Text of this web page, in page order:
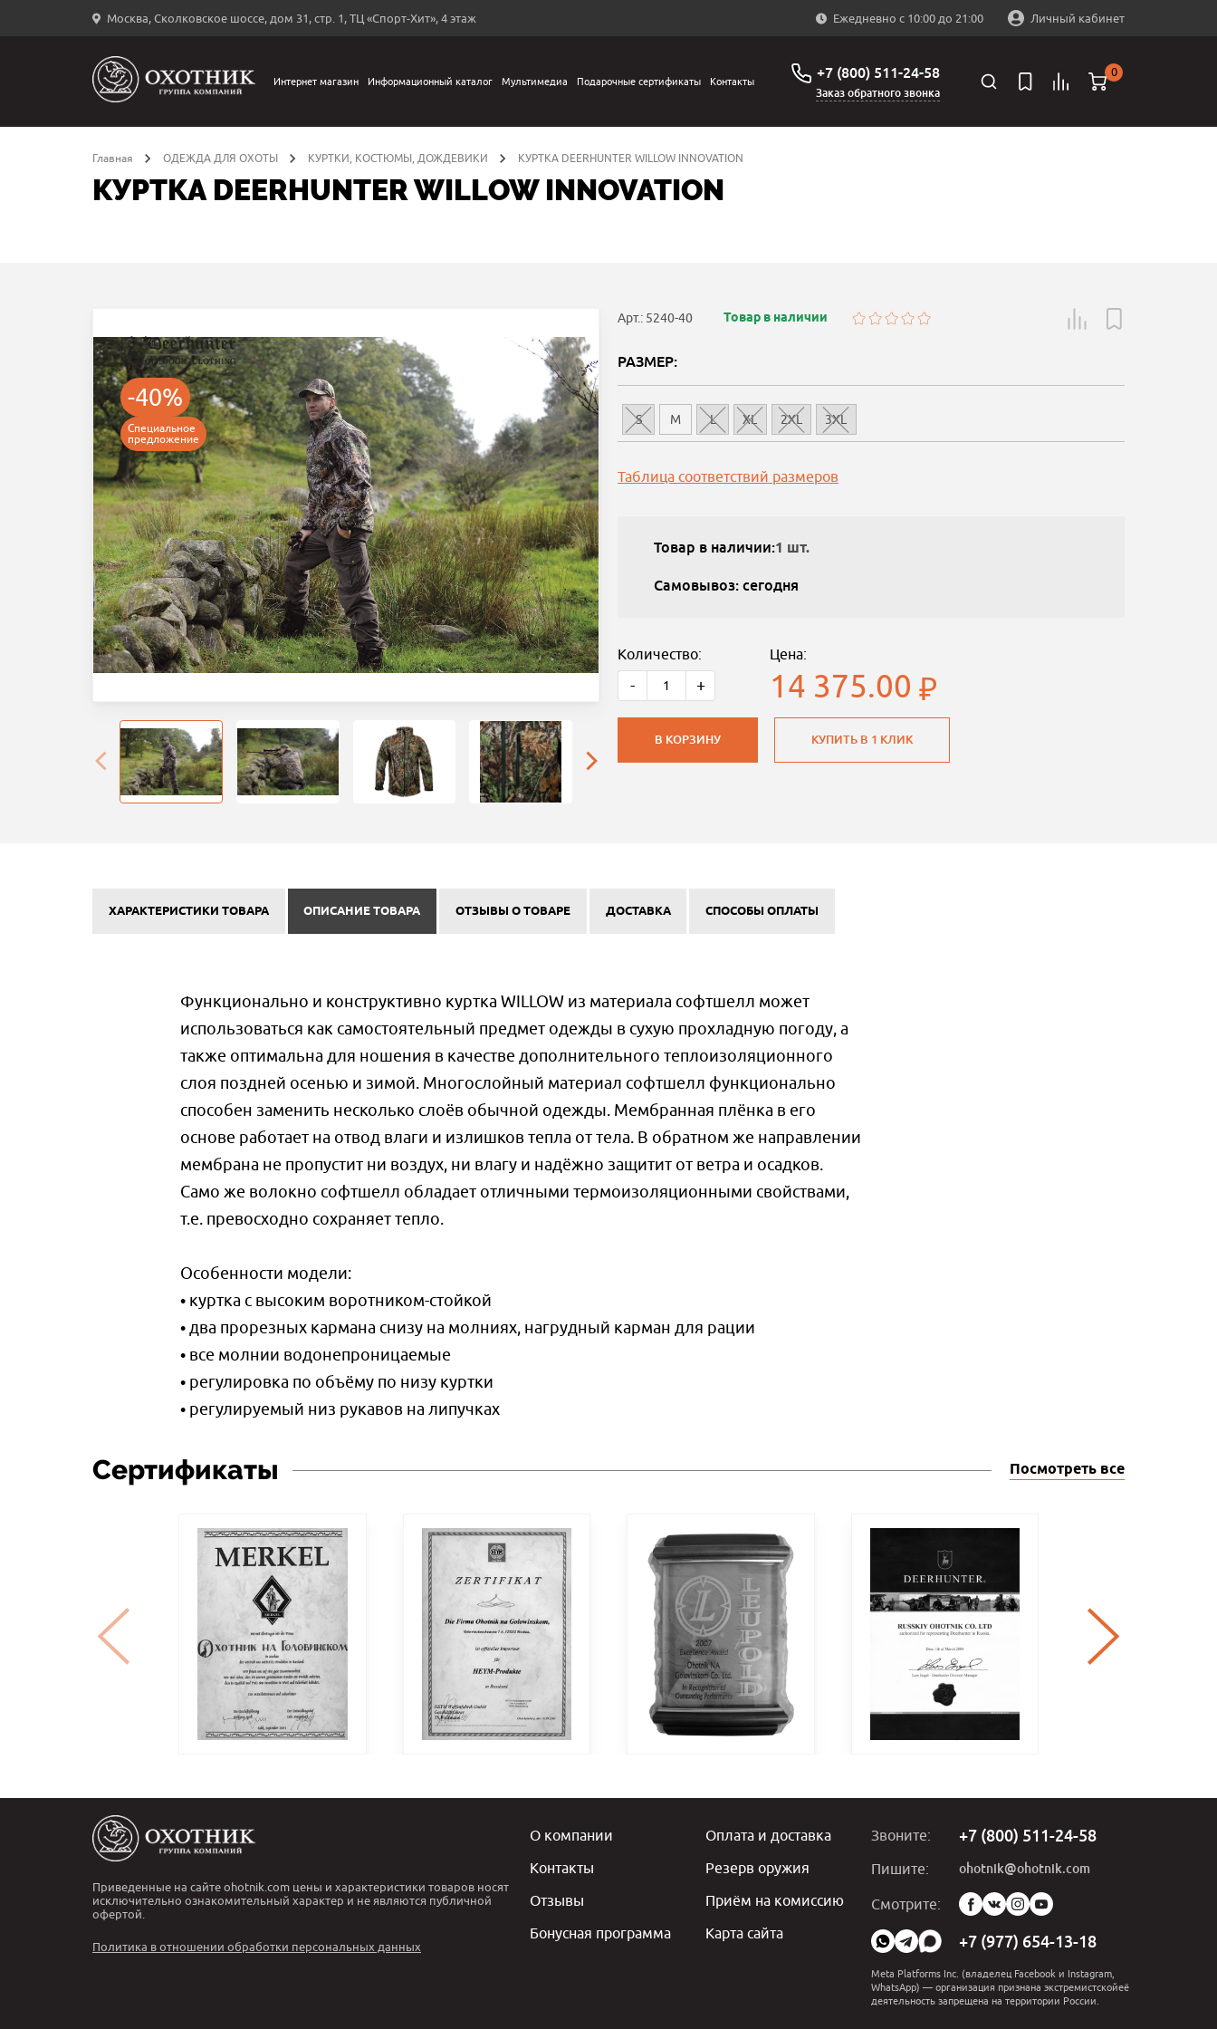
Москва, Сколковское шоссе, дом 31, стр. 1, ТЦ «Спорт-Хит», 4 этаж Ежедневно с 10:00 до 21:00 Личный кабинет
←
Интернет магазин Информационный каталог Мультимедиа Подарочные сертификаты Контакты +7 (800) 511-24-58
Заказ обратного звонка
0
Главная ОДЕЖДА ДЛЯ ОХОТЫ КУРТКИ, КОСТЮМЫ, ДОЖДЕВИКИ КУРТКА DEERHUNTER WILLOW INNOVATION
КУРТКА DEERHUNTER WILLOW INNOVATION
-40%
Специальное
предложение
Арт.: 5240-40 Товар в наличии
РАЗМЕР:
S M L XL 2XL 3XL
Таблица соответствий размеров
Товар в наличии:1 шт.
Самовывоз: сегодня
Количество:
- +
Цена:
14 375.00
В КОРЗИНУ КУПИТЬ В 1 КЛИК
ХАРАКТЕРИСТИКИ ТОВАРА ОПИСАНИЕ ТОВАРА ОТЗЫВЫ О ТОВАРЕ ДОСТАВКА СПОСОБЫ ОПЛАТЫ
Функционально и конструктивно куртка WILLOW из материала софтшелл может
использоваться как самостоятельный предмет одежды в сухую прохладную погоду, а
также оптимальна для ношения в качестве дополнительного теплоизоляционного
слоя поздней осенью и зимой. Многослойный материал софтшелл функционально
способен заменить несколько слоёв обычной одежды. Мембранная плёнка в его
основе работает на отвод влаги и излишков тепла от тела. В обратном же направлении
мембрана не пропустит ни воздух, ни влагу и надёжно защитит от ветра и осадков.
Само же волокно софтшелл обладает отличными термоизоляционными свойствами,
т.е. превосходно сохраняет тепло.
Особенности модели:
• куртка с высоким воротником-стойкой
• два прорезных кармана снизу на молниях, нагрудный карман для рации
• все молнии водонепроницаемые
• регулировка по объёму по низу куртки
• регулируемый низ рукавов на липучках
Сертификаты Посмотреть все
Приведенные на сайте ohotnik.com цены и характеристики товаров носят
исключительно ознакомительный характер и не являются публичной
офертой.
Политика в отношении обработки персональных данных
О компании
Контакты
Отзывы
Бонусная программа
Оплата и доставка
Резерв оружия
Приём на комиссию
Карта сайта
Звоните: +7 (800) 511-24-58
Пишите: ohotnik@ohotnik.com
Смотрите:
Мы
в
социальных
сетях:
+7 (977) 654-13-18
Meta Platforms Inc. (владелец Facebook и Instagram,
WhatsApp) — организация признана экстремистскойеё
деятельность запрещена на территории России.